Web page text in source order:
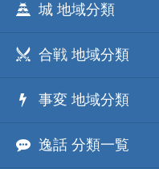
城 地域分類
合戦 地域分類
事変 地域分類
逸話 分類一覧